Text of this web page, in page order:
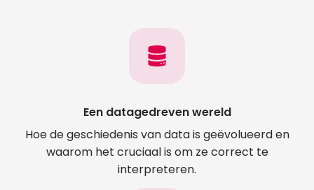
Een datagedreven wereld
Hoe de geschiedenis van data is geëvolueerd en
waarom het cruciaal is om ze correct te
interpreteren.